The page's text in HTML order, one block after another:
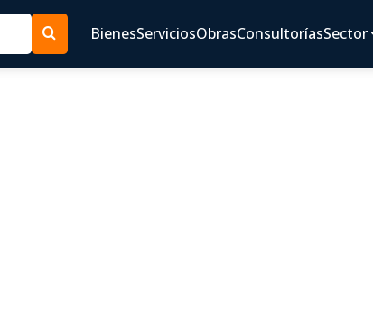
BienesServiciosObrasConsultoríasSector